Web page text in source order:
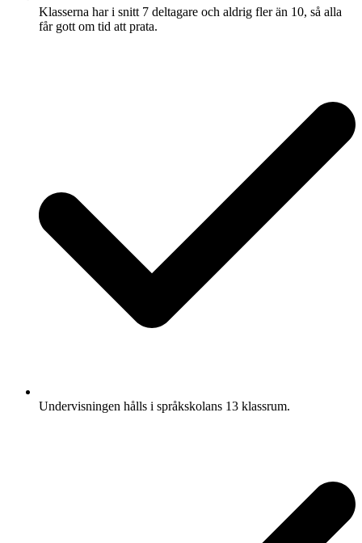
Klasserna har i snitt 7 deltagare och aldrig fler än 10, så alla
får gott om tid att prata.
Undervisningen hålls i språkskolans 13 klassrum.